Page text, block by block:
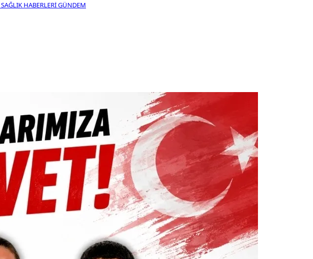
SAĞLIK HABERLERIGÜNDEM